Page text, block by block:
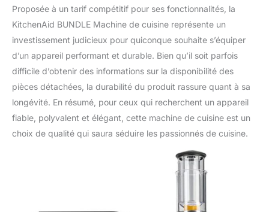
Proposée à un tarif compétitif pour ses fonctionnalités, la
KitchenAid BUNDLE Machine de cuisine représente un
investissement judicieux pour quiconque souhaite s’équiper
d’un appareil performant et durable. Bien qu’il soit parfois
difficile d’obtenir des informations sur la disponibilité des
pièces détachées, la durabilité du produit rassure quant à sa
longévité. En résumé, pour ceux qui recherchent un appareil
fiable, polyvalent et élégant, cette machine de cuisine est un
choix de qualité qui saura séduire les passionnés de cuisine.